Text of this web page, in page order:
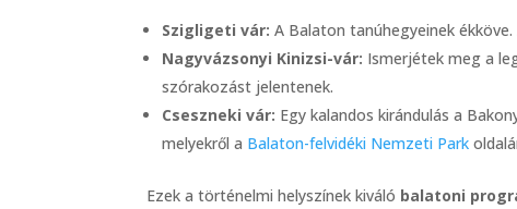
Szigligeti vár: A Balaton tanúhegyeinek
Nagyvázsonyi Kinizsi-vár: Ismerjétek meg a
szórakozást jelentenek.
Cseszneki vár: Egy kalandos kirándulás a
melyekről a Balaton-felvidéki Nemzeti Park
Ezek a történelmi helyszínek kiváló balatoni